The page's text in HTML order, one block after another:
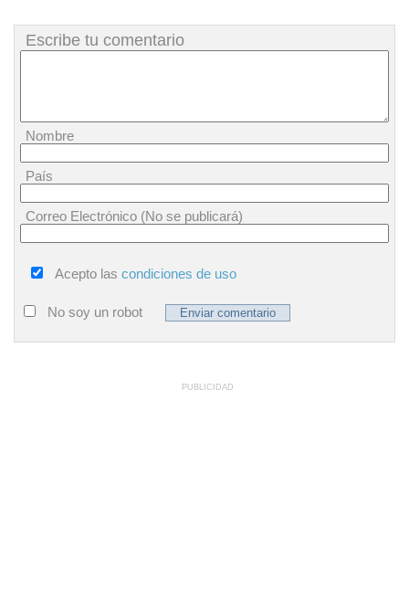
Escribe tu comentario
Nombre
País
Correo Electrónico (No se publicará)
Acepto las condiciones de uso
No soy un robot
PUBLICIDAD